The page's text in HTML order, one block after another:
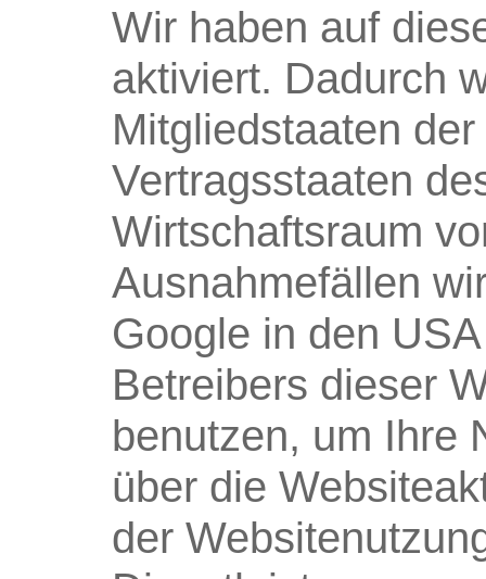
Wir haben auf
aktiviert. Dadurch
Mitgliedstaaten
Vertragsstaaten
Wirtschaftsraum
Ausnahmefällen
Google in den
Betreibers dieser
benutzen, um Ihre
über die
der